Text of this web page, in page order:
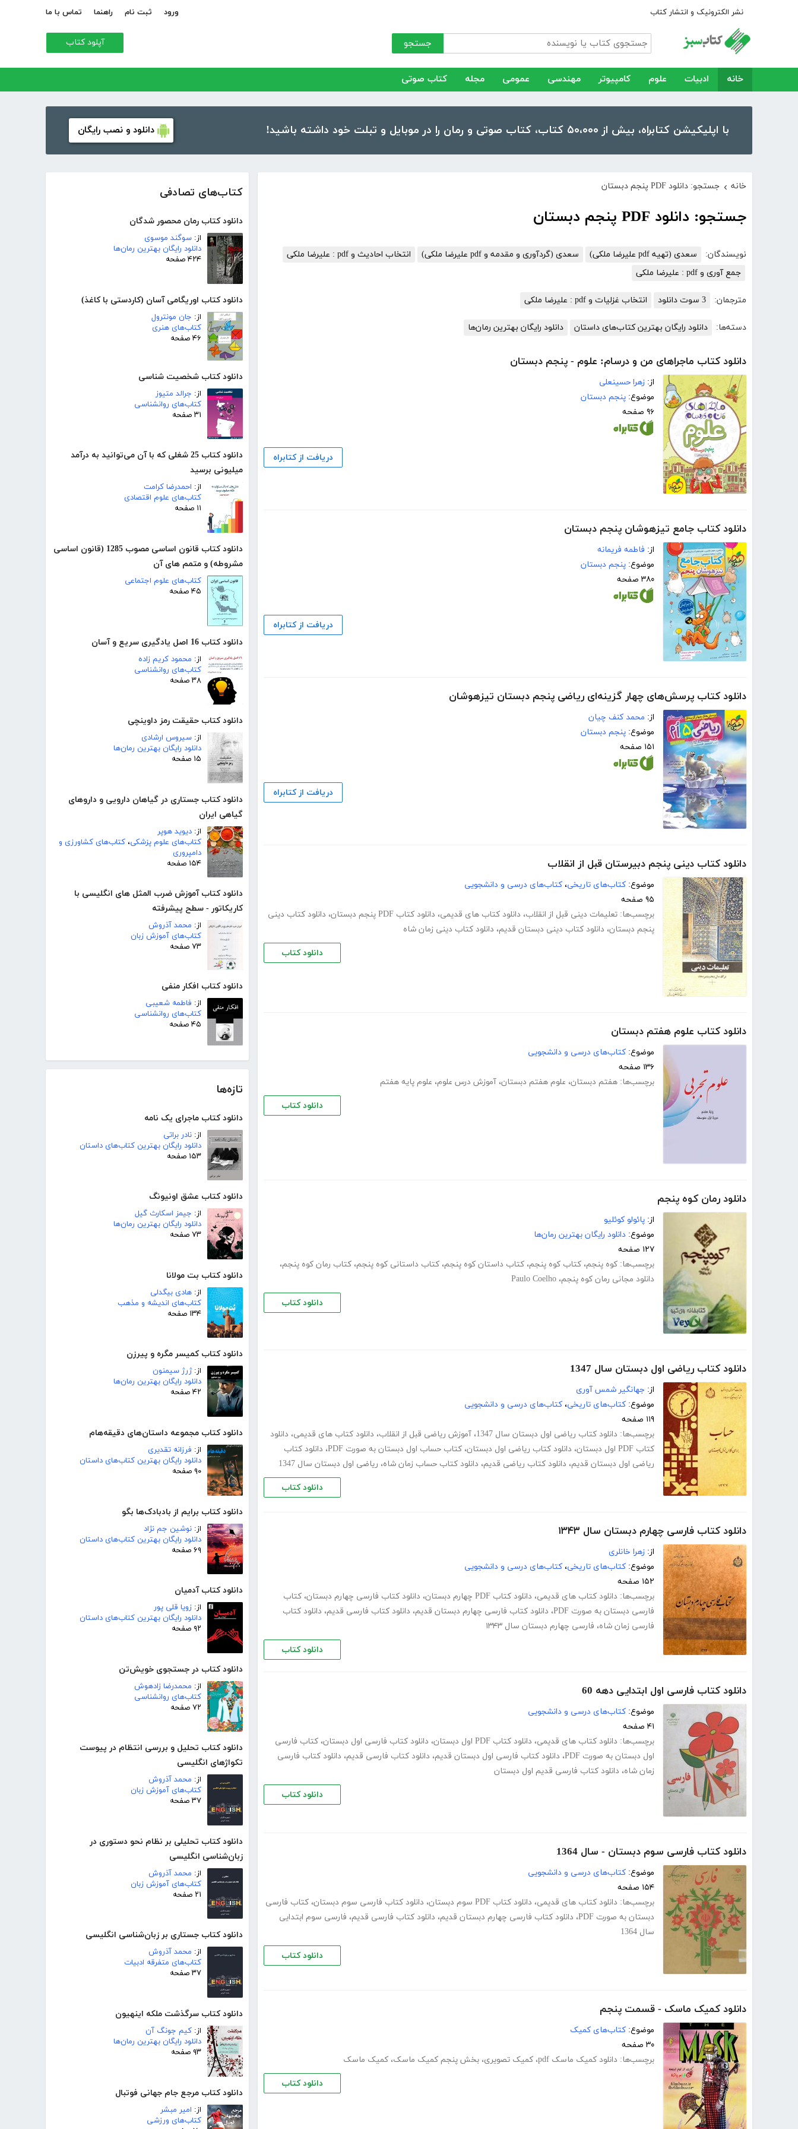
نشر الکترونیک و انتشار کتاب ورود ثبت نام راهنما تماس با ما
جستجو آپلود کتاب
خانه ادبیات علوم کامپیوتر مهندسی عمومی مجله کتاب صوتی
با اپلیکیشن کتابراه، بیش از ۵۰،۰۰۰ کتاب، کتاب صوتی و رمان را در موبایل و تبلت خود داشته باشید! دانلود و نصب رایگان
کتاب‌های تصادفی
دانلود کتاب رمان محصور شدگان
از: سوگند موسوی
دانلود رایگان بهترین رمان‌ها
۴۲۴ صفحه
دانلود کتاب اوریگامی آسان (کاردستی با کاغذ)
از: جان مونترول
کتاب‌های هنری
۴۶ صفحه
دانلود کتاب شخصیت شناسی
از: جرالد متیوز
کتاب‌های روانشناسی
۳۱ صفحه
دانلود کتاب 25 شغلی که با آن می‌توانید به درآمد
میلیونی برسید
از: احمدرضا کرامت
کتاب‌های علوم اقتصادی
۱۱ صفحه
دانلود کتاب قانون اساسی مصوب 1285 (قانون اساسی
مشروطه) و متمم های آن
کتاب‌های علوم اجتماعی
۴۵ صفحه
دانلود کتاب 16 اصل یادگیری سریع و آسان
از: محمود کریم زاده
کتاب‌های روانشناسی
۳۸ صفحه
دانلود کتاب حقیقت رمز داوینچی
از: سیروس ارشادی
دانلود رایگان بهترین رمان‌ها
۱۵ صفحه
دانلود کتاب جستاری در گیاهان دارویی و داروهای
گیاهی ایران
از: دیوید هوپر
کتاب‌های علوم پزشکی، کتاب‌های کشاورزی و
دامپروری
۱۵۴ صفحه
دانلود کتاب آموزش ضرب المثل های انگلیسی با
کاریکاتور - سطح پیشرفته
از: محمد آذروش
کتاب‌های آموزش زبان
۷۳ صفحه
دانلود کتاب افکار منفی
از: فاطمه شعیبی
کتاب‌های روانشناسی
۴۵ صفحه
تازه‌ها
دانلود کتاب ماجرای یک نامه
از: نادر براتی
دانلود رایگان بهترین کتاب‌های داستان
۱۵۳ صفحه
دانلود کتاب عشق اونیونگ
از: جیمز اسکارث گیل
دانلود رایگان بهترین رمان‌ها
۷۳ صفحه
دانلود کتاب بت مولانا
از: هادی بیگدلی
کتاب‌های اندیشه و مذهب
۱۳۴ صفحه
دانلود کتاب کمیسر مگره و پیرزن
از:ژرژ سیمنون
دانلود رایگان بهترین رمان‌ها
۴۲ صفحه
دانلود کتاب مجموعه داستان‌های دقیقه‌هام
از: فرزانه تقدیری
دانلود رایگان بهترین کتاب‌های داستان
۹۰ صفحه
دانلود کتاب برایم از بادبادک‌ها بگو
از: نوشین جم نژاد
دانلود رایگان بهترین کتاب‌های داستان
۶۹ صفحه
دانلود کتاب آدمیان
از: زویا قلی پور
دانلود رایگان بهترین کتاب‌های داستان
۹۲ صفحه
دانلود کتاب در جستجوی خویش‌تن
از: محمدرضا زادهوش
کتاب‌های روانشناسی
۷۲ صفحه
دانلود کتاب تحلیل و بررسی انتظام در پیوست
تکواژهای انگلیسی
از: محمد آذروش
کتاب‌های آموزش زبان
۳۷ صفحه
دانلود کتاب تحلیلی بر نظام نحو دستوری در
زبان‌شناسی انگلیسی
از: محمد آذروش
کتاب‌های آموزش زبان
۲۱ صفحه
دانلود کتاب جستاری بر زبان‌شناسی انگلیسی
از: محمد آذروش
کتاب‌های متفرقه ادبیات
۳۷ صفحه
دانلود کتاب سرگذشت ملکه اینهیون
از: کیم جونگ آن
دانلود رایگان بهترین رمان‌ها
۹۳ صفحه
دانلود کتاب مرجع جام جهانی فوتبال
از: امیر مبشر
کتاب‌های ورزشی
خانه › جستجو: دانلود PDF پنجم دبستان
جستجو: دانلود PDF پنجم دبستان
نویسندگان: سعدی (تهیه pdf علیرضا ملکی) سعدی (گردآوری و مقدمه و pdf علیرضا ملکی)
انتخاب احادیث و pdf : علیرضا ملکی
جمع آوری و pdf : علیرضا ملکی
مترجمان: 3 سوت دانلود انتخاب غزلیات و pdf : علیرضا ملکی
دسته‌ها: دانلود رایگان بهترین کتاب‌های داستان دانلود رایگان بهترین رمان‌ها
دانلود کتاب ماجراهای من و درسام: علوم - پنجم دبستان
از: زهرا حسینعلی
موضوع: پنجم دبستان
۹۶ صفحه
دریافت از کتابراه
دانلود کتاب جامع تیزهوشان پنجم دبستان
از: فاطمه فریمانه
موضوع: پنجم دبستان
۳۸۰ صفحه
دریافت از کتابراه
دانلود کتاب پرسش‌های چهار گزینه‌ای ریاضی پنجم دبستان تیزهوشان
از: محمد کنف چیان
موضوع: پنجم دبستان
۱۵۱ صفحه
دریافت از کتابراه
دانلود کتاب دینی پنجم دبیرستان قبل از انقلاب
موضوع: کتاب‌های تاریخی، کتاب‌های درسی و دانشجویی
۹۵ صفحه
برچسب‌ها: تعلیمات دینی قبل از انقلاب، دانلود کتاب های قدیمی، دانلود کتاب PDF پنجم دبستان ، دانلود کتاب دینی
پنجم دبستان، دانلود کتاب دینی دبستان قدیم، دانلود کتاب دینی زمان شاه
دانلود کتاب
دانلود کتاب علوم هفتم دبستان
موضوع: کتاب‌های درسی و دانشجویی
۱۳۶ صفحه
برچسب‌ها: هفتم دبستان، علوم هفتم دبستان، آموزش درس علوم، علوم پایه هفتم
دانلود کتاب
دانلود رمان کوه پنجم
از: پائولو کوئلیو
موضوع: دانلود رایگان بهترین رمان‌ها
۱۲۷ صفحه
برچسب‌ها: کوه پنجم، کتاب کوه پنجم، کتاب داستان کوه پنجم، کتاب داستانی کوه پنجم، کتاب رمان کوه پنجم،
دانلود مجانی رمان کوه پنجم، Paulo Coelho
دانلود کتاب
دانلود کتاب ریاضی اول دبستان سال 1347
از: جهانگیر شمس آوری
موضوع: کتاب‌های تاریخی، کتاب‌های درسی و دانشجویی
۱۱۹ صفحه
برچسب‌ها: دانلود کتاب ریاضی اول دبستان سال 1347 ، آموزش ریاضی قبل از انقلاب، دانلود کتاب های قدیمی، دانلود
کتاب PDF اول دبستان
، دانلود کتاب ریاضی اول دبستان، کتاب حساب اول دبستان به صورت PDF ، دانلود کتاب
ریاضی اول دبستان قدیم، دانلود کتاب ریاضی قدیم، دانلود کتاب حساب زمان شاه، ریاضی اول دبستان سال 1347
دانلود کتاب
دانلود کتاب فارسی چهارم دبستان سال ۱۳۴۳
از: زهرا خانلری
موضوع: کتاب‌های تاریخی، کتاب‌های درسی و دانشجویی
۱۵۲ صفحه
برچسب‌ها: دانلود کتاب های قدیمی، دانلود کتاب PDF چهارم دبستان ، دانلود کتاب فارسی چهارم دبستان، کتاب
فارسی دبستان به صورت PDF
، دانلود کتاب فارسی چهارم دبستان قدیم، دانلود کتاب فارسی قدیم، دانلود کتاب
فارسی زمان شاه، فارسی چهارم دبستان سال ۱۳۴۳
دانلود کتاب
دانلود کتاب فارسی اول ابتدایی دهه 60
موضوع: کتاب‌های درسی و دانشجویی
۴۱ صفحه
برچسب‌ها: دانلود کتاب های قدیمی، دانلود کتاب PDF اول دبستان ، دانلود کتاب فارسی اول دبستان، کتاب فارسی
اول دبستان به صورت PDF
، دانلود کتاب فارسی اول دبستان قدیم، دانلود کتاب فارسی قدیم، دانلود کتاب فارسی
زمان شاه، دانلود کتاب فارسی قدیم اول دبستان
دانلود کتاب
دانلود کتاب فارسی سوم دبستان - سال 1364
موضوع: کتاب‌های درسی و دانشجویی
۱۵۴ صفحه
برچسب‌ها: دانلود کتاب های قدیمی، دانلود کتاب PDF سوم دبستان ، دانلود کتاب فارسی سوم دبستان، کتاب فارسی
دبستان به صورت PDF
، دانلود کتاب فارسی چهارم دبستان قدیم، دانلود کتاب فارسی قدیم، فارسی سوم ابتدایی
سال 1364
دانلود کتاب
دانلود کمیک ماسک - قسمت پنجم
موضوع: کتاب‌های کمیک
۳۰ صفحه
برچسب‌ها: دانلود کمیک ماسک pdf ، کمیک تصویری، بخش پنجم کمیک ماسک، کمیک ماسک
دانلود کتاب